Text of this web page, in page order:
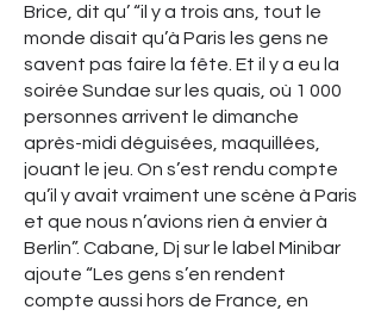
Brice, dit qu’ “il y a trois ans, tout le
monde disait qu’à Paris les gens ne
savent pas faire la fête. Et il y a eu la
soirée Sundae sur les quais, où 1 000
personnes arrivent le dimanche
après-midi déguisées, maquillées,
jouant le jeu. On s’est rendu compte
qu’il y avait vraiment une scène à Paris
et que nous n’avions rien à envier à
Berlin”. Cabane, Dj sur le label Minibar
ajoute “Les gens s’en rendent
compte aussi hors de France, en